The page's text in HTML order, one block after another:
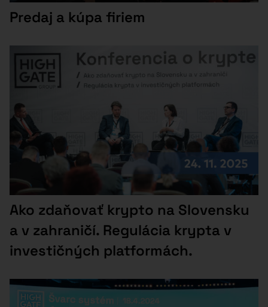
Predaj a kúpa firiem
Ako zdaňovať krypto na Slovensku
a v zahraničí. Regulácia krypta v
investičných platformách.